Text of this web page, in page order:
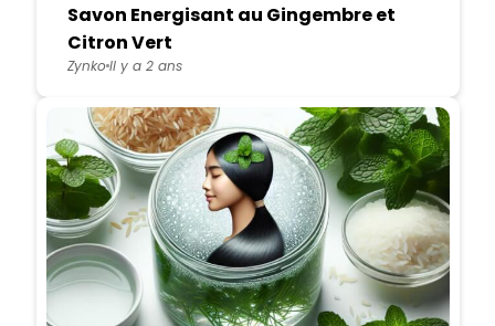
Savon Energisant au Gingembre et
Citron Vert
ZynkoIl y a 2 ans